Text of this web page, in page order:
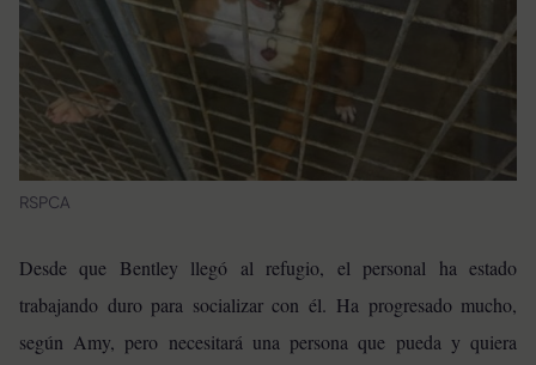
RSPCA
Desde que Bentley llegó al refugio, el personal ha estado
trabajando duro para socializar con él. Ha progresado mucho,
según Amy, pero necesitará una persona que pueda y quiera